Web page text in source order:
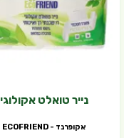
נייר טואלט אקולוגי
אקופרנד - ECOFRIEND